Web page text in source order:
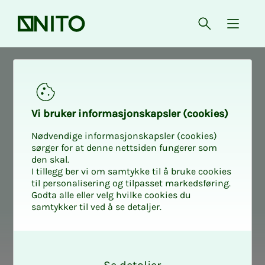
Forsiden Åpne søk
{
Social
Vi bru­­­ker in­­­for­­­ma­­­sjons­­­kaps­­­­­ler (cookies)
Nødvendige informasjonskapsler (cookies)
sørger for at denne nettsiden fungerer som
den skal.
I tillegg ber vi om samtykke til å bruke cookies
til personalisering og tilpasset markedsføring.
Godta alle eller velg hvilke cookies du
samtykker til ved å se detaljer.